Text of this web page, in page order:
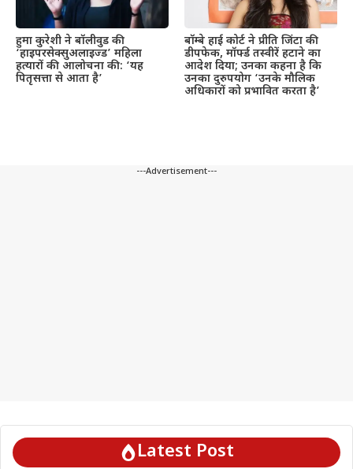
हुमा कुरेशी ने बॉलीवुड की
‘हाइपरसेक्सुअलाइज्ड’ महिला
हत्यारों की आलोचना की: ‘यह
पितृसत्ता से आता है’
बॉम्बे हाई कोर्ट ने प्रीति जिंटा की
डीपफेक, मॉर्फ्ड तस्वीरें हटाने का
आदेश दिया; उनका कहना है कि
उनका दुरुपयोग ‘उनके मौलिक
अधिकारों को प्रभावित करता है’
---Advertisement---
Latest Post